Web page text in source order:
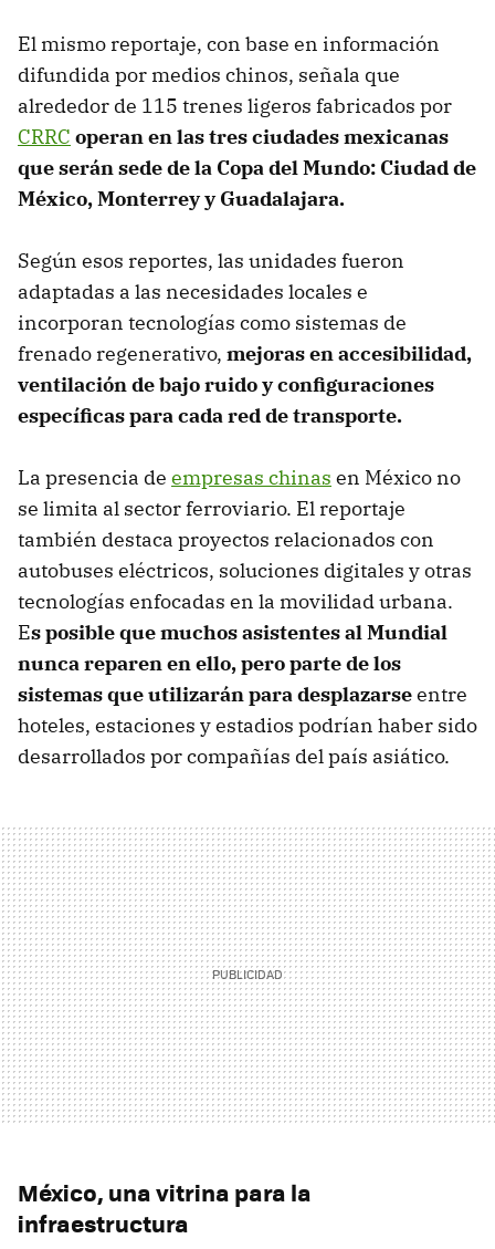
El mismo reportaje, con base en información
difundida por medios chinos, señala que
alrededor de 115 trenes ligeros fabricados por
CRRC operan en las tres ciudades mexicanas
que serán sede de la Copa del Mundo: Ciudad de
México, Monterrey y Guadalajara.
Según esos reportes, las unidades fueron
adaptadas a las necesidades locales e
incorporan tecnologías como sistemas de
frenado regenerativo, mejoras en accesibilidad,
ventilación de bajo ruido y configuraciones
específicas para cada red de transporte.
La presencia de empresas chinas en México no
se limita al sector ferroviario. El reportaje
también destaca proyectos relacionados con
autobuses eléctricos, soluciones digitales y otras
tecnologías enfocadas en la movilidad urbana.
Es posible que muchos asistentes al Mundial
nunca reparen en ello, pero parte de los
sistemas que utilizarán para desplazarseentre
hoteles, estaciones y estadios podrían haber sido
desarrollados por compañías del país asiático.
México, una vitrina para la
infraestructura